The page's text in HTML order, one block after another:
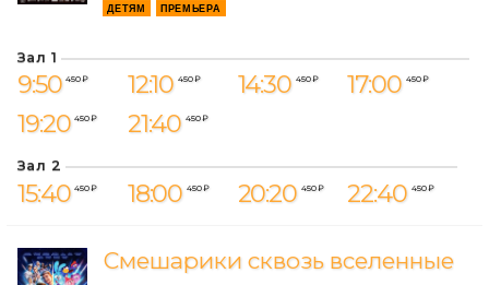
ДЕТЯМ ПРЕМЬЕРА
Зал 1
9:50 450 ₽ 12:10 450 ₽ 14:30 450 ₽ 17:00 450 ₽
19:20 450 ₽ 21:40 450 ₽
Зал 2
15:40 450 ₽ 18:00 450 ₽ 20:20 450 ₽ 22:40 450 ₽
Смешарики сквозь вселенные